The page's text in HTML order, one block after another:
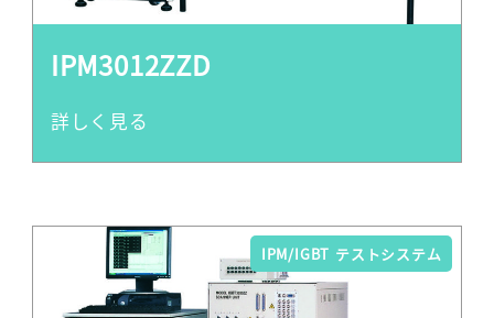
IPM3012ZZD
IPM/IGBT テストシステム